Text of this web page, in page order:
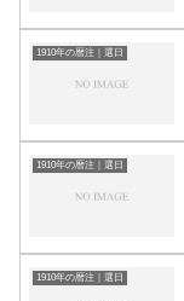
1910年の暦注｜選日
1910年の暦注｜選日
1910年の暦注｜選日